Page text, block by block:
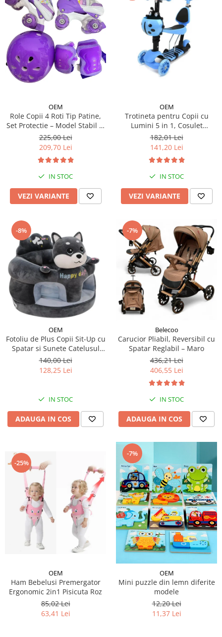
OEM
Role Copii 4 Roti Tip Patine,
Set Protectie – Model Stabil si
Reglabil - Mov
225,00 Lei
209,70 Lei
IN STOC
VEZI VARIANTE
OEM
Trotineta pentru Copii cu
Lumini 5 in 1, Cosulet
Buburuza, Maner de Impins
fara Pedale
182,01 Lei
141,20 Lei
IN STOC
VEZI VARIANTE
-8%
OEM
Fotoliu de Plus Copii Sit-Up cu
Spatar si Sunete Catelusul
Woofy
140,00 Lei
128,25 Lei
IN STOC
ADAUGA IN COS
-7%
Belecoo
Carucior Pliabil, Reversibil cu
Spatar Reglabil – Maro
436,21 Lei
406,55 Lei
IN STOC
ADAUGA IN COS
-25%
OEM
Ham Bebelusi Premergator
Ergonomic 2in1 Pisicuta Roz
85,02 Lei
63,41 Lei
-7%
OEM
Mini puzzle din lemn diferite
modele
12,20 Lei
11,37 Lei